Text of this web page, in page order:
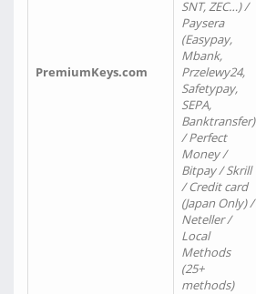
PremiumKeys.com
SNT, ZEC…) /
Paysera
(Easypay,
Mbank,
Przelewy24,
Safetypay,
SEPA,
Banktransfer)
/ Perfect
Money /
Bitpay / Skrill
/ Credit card
(Japan Only) /
Neteller /
Local
Methods
(25+
methods)